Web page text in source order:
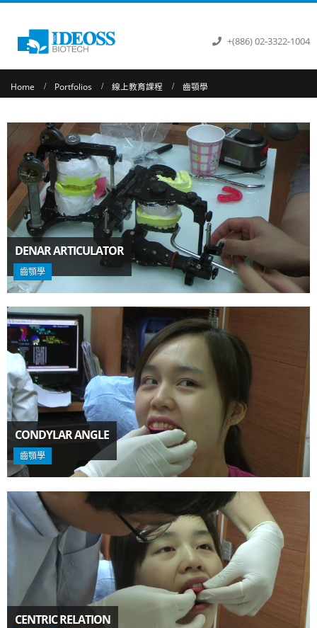
+(886) 02-3322-1004
Home Portfolios 線上教育課程 齒顎學
DENAR ARTICULATOR
齒顎學
CONDYLAR ANGLE
齒顎學
CENTRIC RELATION